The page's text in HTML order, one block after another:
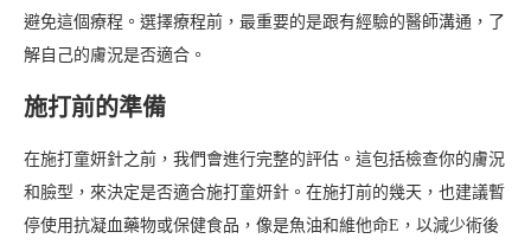
避免這個療程。選擇療程前，最重要的是跟有經驗的醫師溝通，了
解自己的膚況是否適合。
施打前的準備
在施打童妍針之前，我們會進行完整的評估。這包括檢查你的膚況
和臉型，來決定是否適合施打童妍針。在施打前的幾天，也建議暫
停使用抗凝血藥物或保健食品，像是魚油和維他命E，以減少術後